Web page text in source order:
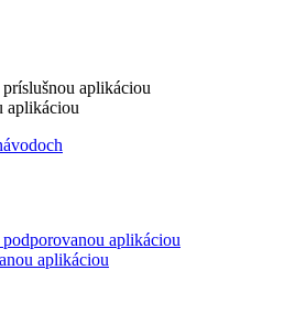
aplikáciou
aplikáciou
podporovanou aplikáciou
aplikáciou